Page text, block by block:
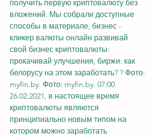
получить первую криптовалюту без
вложений. Мы собрали доступные
способы в материале, бизнес -
кликер валюты онлайн развивай
свой бизнес криптовалюты:
прокачивай улучшения, биржи: как
белорусу на этом заработать? ? Фото:
myfin.by. Фото: myfin.by. 07:00
26.02.2021, в настоящее время
криптовалюты являются
принципиально новым типом на
котором можно заработать